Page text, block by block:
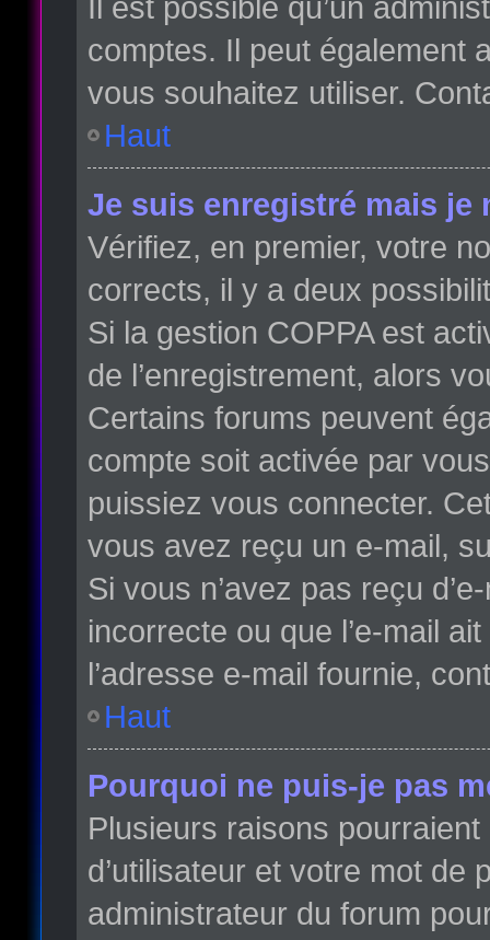
comptes. Il peut également
vous souhaitez utiliser.
Haut
Je suis enregistré mais je
Vérifiez, en premier, votre
corrects, il y a deux
Si la gestion COPPA est
de l’enregistrement, alors
Certains forums peuvent
compte soit activée par
puissiez vous connecter.
vous avez reçu un e-mail,
Si vous n’avez pas reçu
incorrecte ou que l’e-mail
l’adresse e-mail fournie,
Haut
Pourquoi ne puis-je pas
Plusieurs raisons
d’utilisateur et votre mot de
administrateur du forum